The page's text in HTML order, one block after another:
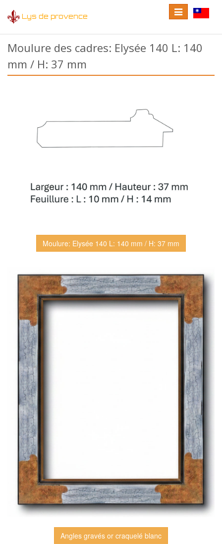
Lys de provence
Toggle
language
Toggle
navigation
Moulure des cadres: Elysée 140 L: 140
mm / H: 37 mm
Moulure: Elysée 140 L: 140 mm / H: 37 mm
Angles gravés or craquelé blanc